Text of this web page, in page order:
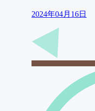
2024年04月16日